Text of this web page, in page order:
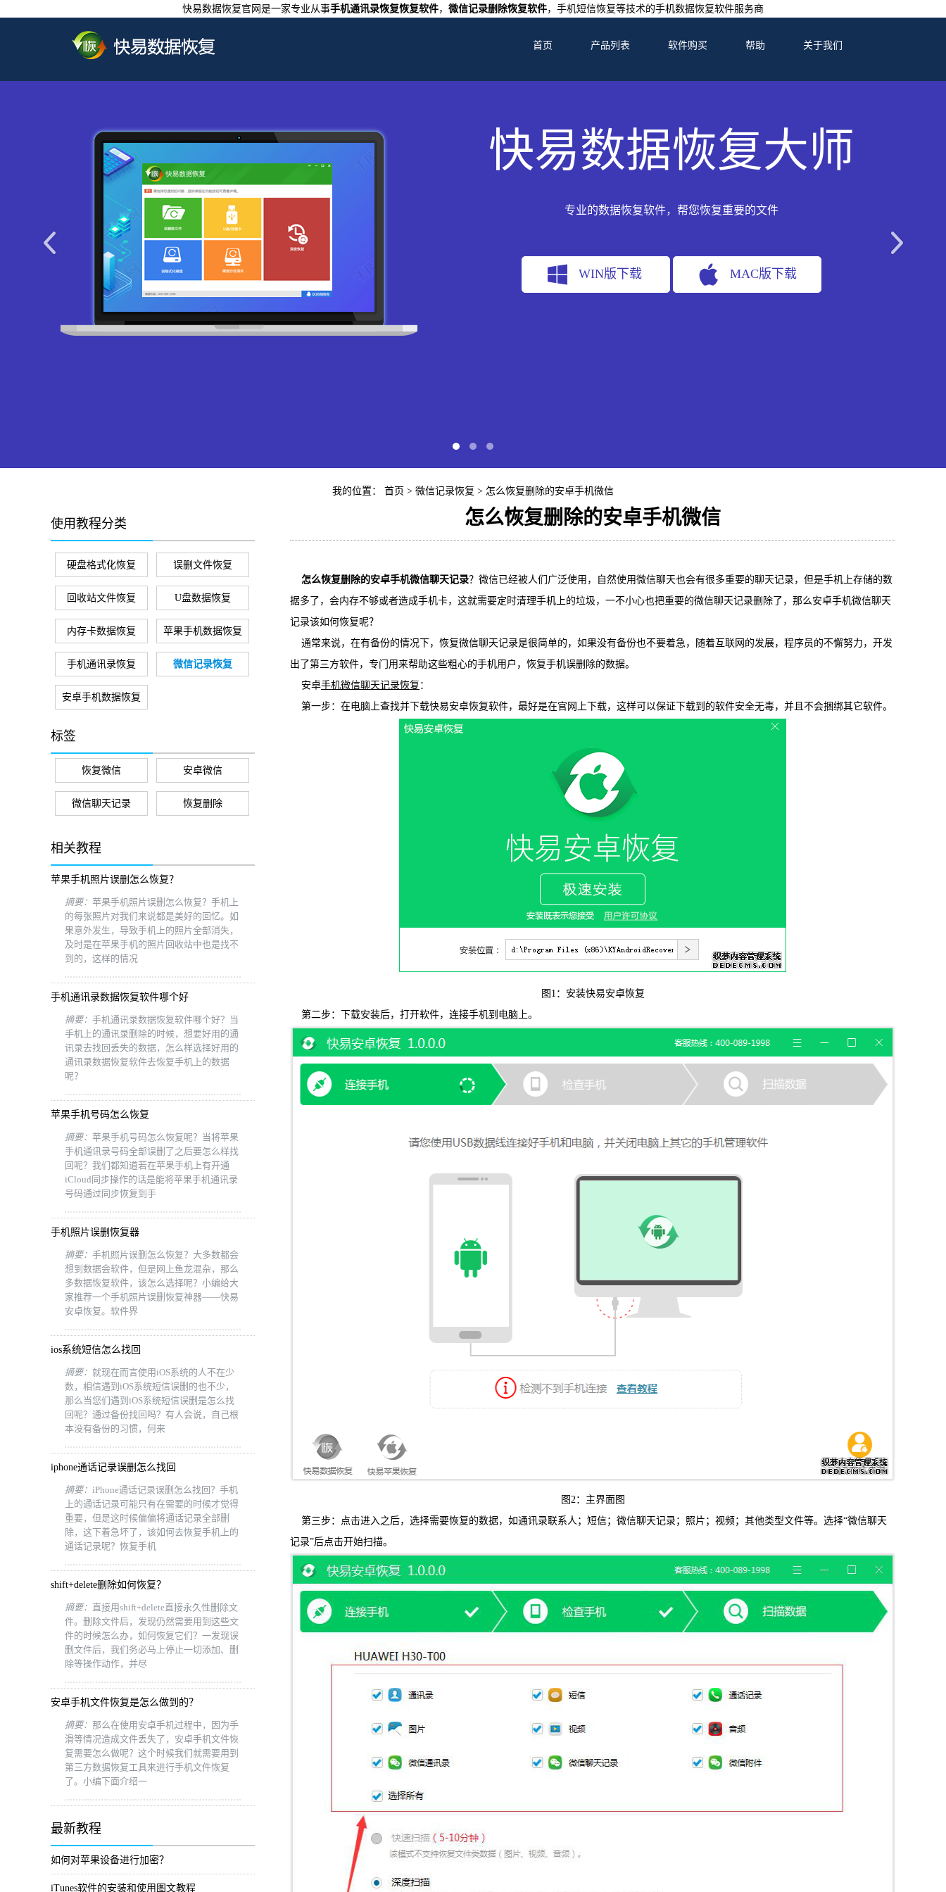
快易数据恢复官网是一家专业从事手机通讯录恢复恢复软件， 微信记录删除恢复软件，手机短信恢复等技术的手机数据恢复软件服务商
首页 产品列表 软件购买 帮助 关于我们
快易数据恢复大师
专业的数据恢复软件，帮您恢复重要的文件
WIN版下载 MAC版下载
快易苹果恢复大师
iPhone/iPad数据轻松恢复
WIN版下载
快易安卓恢复大师
MAC版下载
我的位置： 首页 > 微信记录恢复 > 怎么恢复删除的安卓手机微信
使用教程分类
硬盘格式化恢复 误删文件恢复
回收站文件恢复 U盘数据恢复
内存卡数据恢复 苹果手机数据恢复
手机通讯录恢复 微信记录恢复
安卓手机数据恢复
标签
恢复微信 安卓微信
微信聊天记录 恢复删除
相关教程
苹果手机照片误删怎么恢复？
摘要： 苹果手机照片误删怎么恢复？手机上
的每张照片对我们来说都是美好的回忆。如
果意外发生，导致手机上的照片全部消失，
及时是在苹果手机的照片回收站中也是找不
到的，这样的情况
手机通讯录数据恢复软件哪个好
摘要： 手机通讯录数据恢复软件哪个好？当
手机上的通讯录删除的时候，想要好用的通
讯录去找回丢失的数据，怎么样选择好用的
通讯录数据恢复软件去恢复手机上的数据
呢？
苹果手机号码怎么恢复
摘要： 苹果手机号码怎么恢复呢？当将苹果
手机通讯录号码全部误删了之后要怎么样找
回呢？我们都知道若在苹果手机上有开通
iCloud同步操作的话是能将苹果手机通讯录
号码通过同步恢复到手
手机照片误删恢复器
摘要： 手机照片误删怎么恢复？大多数都会
想到数据会软件，但是网上鱼龙混杂，那么
多数据恢复软件，该怎么选择呢？小编给大
家推荐一个手机照片误删恢复神器——快易
安卓恢复。软件界
ios系统短信怎么找回
摘要： 就现在而言使用iOS系统的人不在少
数，相信遇到iOS系统短信误删的也不少，
那么当您们遇到iOS系统短信误删是怎么找
回呢？通过备份找回吗？有人会说，自己根
本没有备份的习惯，何来
iphone通话记录误删怎么找回
摘要： iPhone通话记录误删怎么找回？手机
上的通话记录可能只有在需要的时候才觉得
重要，但是这时候偏偏将通话记录全部删
除，这下着急坏了，该如何去恢复手机上的
通话记录呢？恢复手机
shift+delete删除如何恢复？
摘要： 直接用shift+delete直接永久性删除文
件。删除文件后，发现仍然需要用到这些文
件的时候怎么办，如何恢复它们？一发现误
删文件后，我们务必马上停止一切添加、删
除等操作动作，并尽
安卓手机文件恢复是怎么做到的？
摘要： 那么在使用安卓手机过程中，因为手
滑等情况造成文件丢失了，安卓手机文件恢
复需要怎么做呢？这个时候我们就需要用到
第三方数据恢复工具来进行手机文件恢复
了。小编下面介绍一
最新教程
如何对苹果设备进行加密？
iTunes软件的安装和使用图文教程
怎么恢复删除的安卓手机微信
怎么恢复删除的安卓手机微信聊天记录？微信已经被人们广泛使用，自然使用微信聊天也会有很多重要的聊天记录，但是手机上存储的数
据多了，会内存不够或者造成手机卡，这就需要定时清理手机上的垃圾，一不小心也把重要的微信聊天记录删除了，那么安卓手机微信聊天
记录该如何恢复呢？
通常来说，在有备份的情况下，恢复微信聊天记录是很简单的，如果没有备份也不要着急，随着互联网的发展，程序员的不懈努力，开发
出了第三方软件，专门用来帮助这些粗心的手机用户，恢复手机误删除的数据。
安卓手机微信聊天记录恢复 ：
第一步：在电脑上查找并下载快易安卓恢复软件，最好是在官网上下载，这样可以保证下载到的软件安全无毒，并且不会捆绑其它软件。
图1：安装快易安卓恢复
第二步：下载安装后，打开软件，连接手机到电脑上。
图2：主界面图
第三步：点击进入之后，选择需要恢复的数据，如通讯录联系人；短信；微信聊天记录；照片；视频；其他类型文件等。选择“微信聊天
记录”后点击开始扫描。